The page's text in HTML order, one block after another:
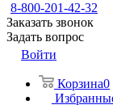
8-800-201-42-32
Заказать звонок
Задать вопрос
Войти
Корзина0